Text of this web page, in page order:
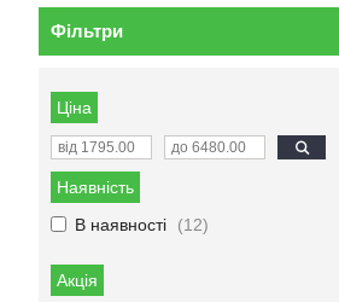
Фільтри
Ціна
Наявність
В наявності
12
Акція